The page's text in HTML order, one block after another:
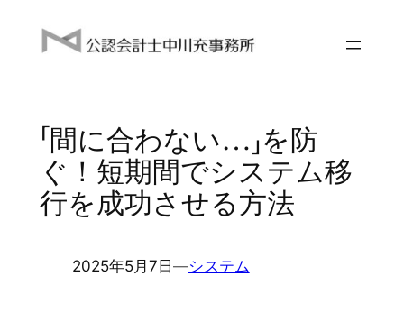
「間に合わない…」を防
ぐ！短期間でシステム移
行を成功させる方法
2025年5月7日―システム